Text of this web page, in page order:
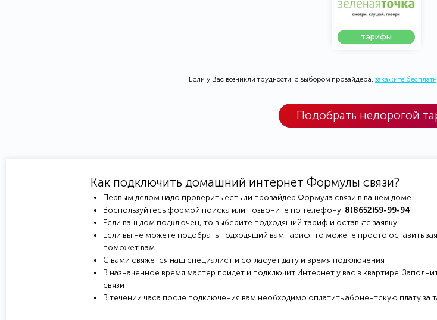
тарифы
Если у Вас возникли трудности с выбором провайдера,закажите
Подобрать недорогой
Как подключить домашний интернет Формулы связи?
Первым делом надо проверить есть ли провайдер Формула связи в вашем доме
Воспользуйтесь формой поиска или позвоните по телефону: 8(8652)59-99-94
Если ваш дом подключен, то выберите подходящий тариф и оставьте заявку
Если вы не можете подобрать подходящий вам тариф, то можете просто оставить
поможет вам
С вами свяжется наш специалист и согласует дату и время подключения
В назначенное время мастер придёт и подключит Интернет у вас в квартире.
связи
В течении часа после подключения вам необходимо оплатить абонентскую плату за